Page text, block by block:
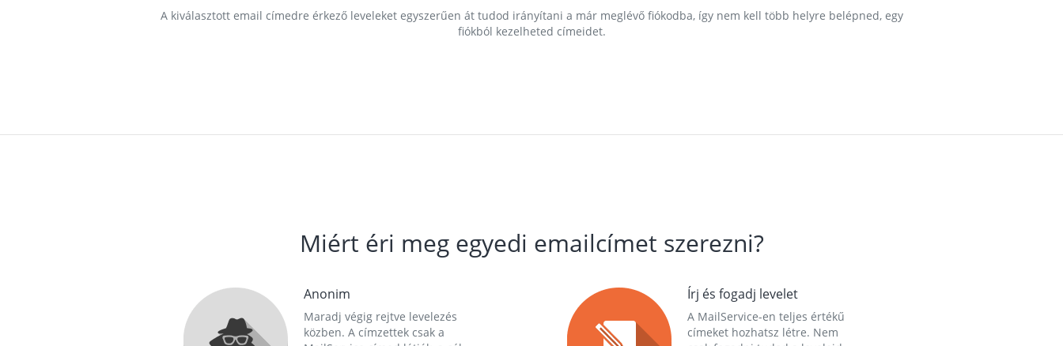
A kiválasztott email címedre érkező leveleket egyszerűen át tudod irányítani a már meglévő fiókodba, így nem kell több helyre belépned, egy
fiókból kezelheted címeidet.
Miért éri meg egyedi emailcímet szerezni?
Anonim
Maradj végig rejtve levelezés
közben. A címzettek csak a
Írj és fogadj levelet
A MailService-en teljes értékű
címeket hozhatsz létre. Nem